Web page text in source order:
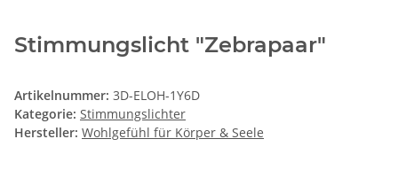
Stimmungslicht "Zebrapaar"
Artikelnummer: 3D-ELOH-1Y6D
Kategorie: Stimmungslichter
Hersteller: Wohlgefühl für Körper & Seele